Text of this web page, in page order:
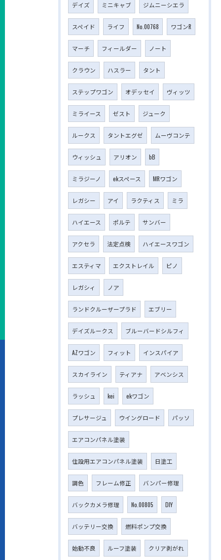
デイズ ミニキャブ ジムニーシエラ
スペイド ライフ No.00768 ワゴンR
マーチ フィールダー ノート
クラウン ハスラー タント
ステップワゴン オデッセイ ヴィッツ
ミライース ゼスト ジューク
ルークス タントエグゼ ムーヴコンテ
ウィッシュ アリオン bB
ミラジーノ ekスペース MRワゴン
レガシー アイ ラクティス ミラ
ハイエース ポルテ サンバー
アクセラ 法定点検 ハイエースワゴン
エスティマ エクストレイル ピノ
レガシィ ノア
ランドクルーザープラド エブリー
デイズルークス ブルーバードシルフィ
AZワゴン フィット インスパイア
スカイライン ティアナ アベンシス
ラッシュ kei ekワゴン
プレサージュ ウイングロード パッソ
エアコンパネル塗装
住設用エアコンパネル塗装 日塗工
調色 フレーム修正 バンパー修理
バックカメラ修理 No.00805 DIY
バッテリー交換 燃料ポンプ交換
始動不良 ルーフ塗装 クリア剥がれ